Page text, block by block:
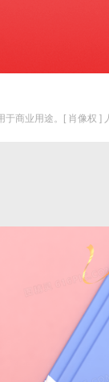
商业用途。[ 肖像权 ]